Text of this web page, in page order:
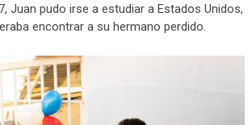
Juan pudo irse a estudiar a Estados Unidos,
encontrar a su hermano perdido.